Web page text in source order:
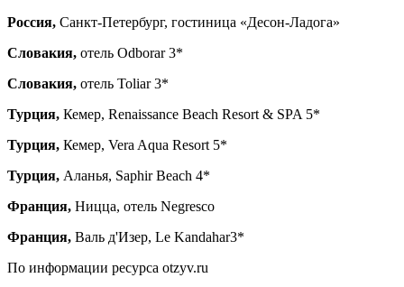
Россия, Санкт-Петербург, гостиница «Десон-Ладога»
Словакия, отель Odborar 3*
Словакия, отель Toliar 3*
Турция, Кемер, Renaissance Beach Resort & SPA 5*
Турция, Кемер, Vera Aqua Resort 5*
Турция, Аланья, Saphir Beach 4*
Франция, Ницца, отель Negresco
Франция, Валь д'Изер, Le Kandahar3*
По информации ресурса otzyv.ru